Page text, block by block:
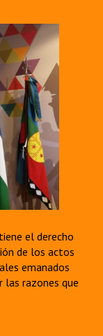
el derecho
de los actos
emanados
las razones que